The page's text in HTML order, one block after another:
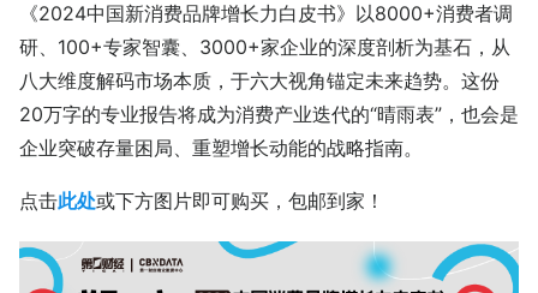
《2024中国新消费品牌增长力白皮书》以8000+消费者调
研、100+专家智囊、3000+家企业的深度剖析为基石，从
八大维度解码市场本质，于六大视角锚定未来趋势。这份
20万字的专业报告将成为消费产业迭代的“晴雨表”，也会是
企业突破存量困局、重塑增长动能的战略指南。
点击此处或下方图片即可购买，包邮到家！